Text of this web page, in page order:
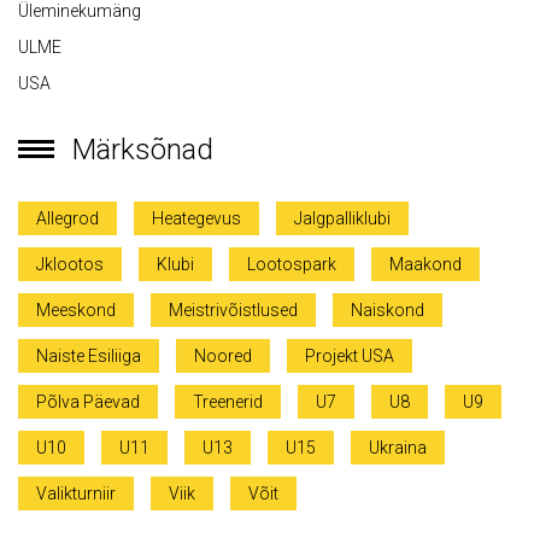
Üleminekumäng
ULME
USA
Märksõnad
Allegrod Heategevus Jalgpalliklubi
Jklootos Klubi Lootospark Maakond
Meeskond Meistrivõistlused Naiskond
Naiste Esiliiga Noored Projekt USA
Põlva Päevad Treenerid U7 U8 U9
U10 U11 U13 U15 Ukraina
Valikturniir Viik Võit